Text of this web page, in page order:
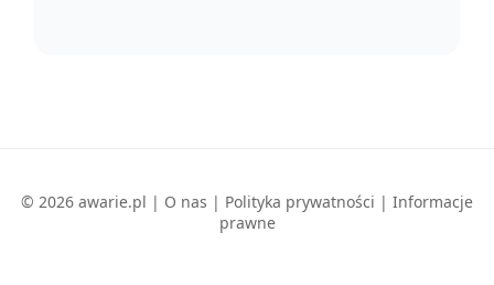
© 2026 awarie.pl | O nas | Polityka prywatności | Informacje
prawne